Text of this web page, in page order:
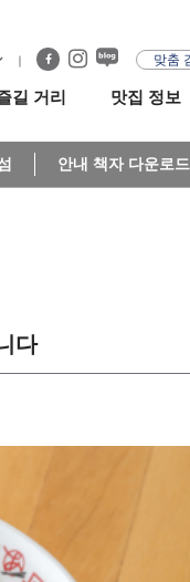
길 거리 맛집 정보
안내 책자 다운로드
다